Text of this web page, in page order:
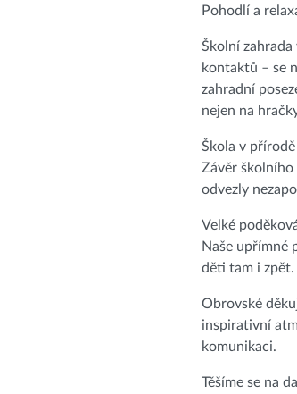
Pohodlí a
Školní
kontaktů – se
zahradní
nejen na
Škola v přírodě
Závěr
odvezly
Velké
Naše upřímné
děti tam i zpět.
Obrovské
inspirativní
komunikaci.
Těšíme se na